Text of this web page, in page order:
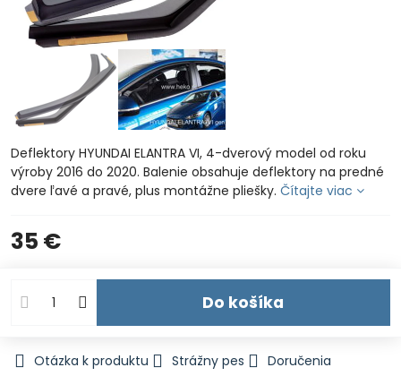
Deflektory HYUNDAI ELANTRA VI, 4-dverový model od roku
výroby 2016 do 2020. Balenie obsahuje deflektory na predné
dvere ľavé a pravé, plus montážne pliešky. Čítajte viac
35 €
Do košíka
Otázka k produktu Strážny pes
Doručenia